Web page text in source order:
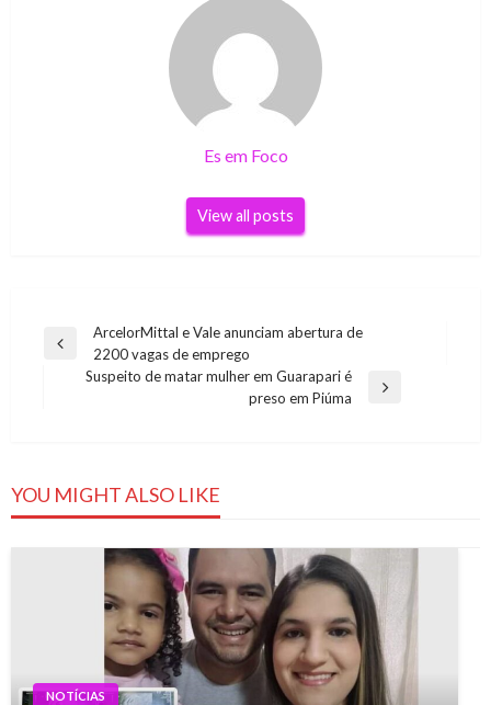
Es em Foco
View all posts
Navegação
Previous
ArcelorMittal e Vale anunciam abertura de
2200 vagas de emprego
Suspeito de matar mulher em Guarapari é
preso em Piúma
YOU MIGHT ALSO LIKE
NOTÍCIAS